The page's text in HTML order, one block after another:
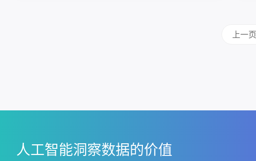
上一页
人工智能洞察数据的价值